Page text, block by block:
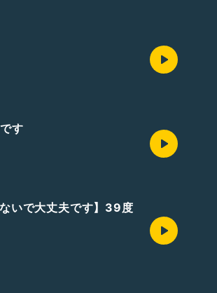
す
いで大丈夫です】39度